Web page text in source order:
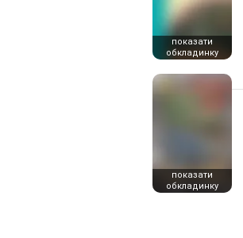
показати
обкладинку
показати
обкладинку